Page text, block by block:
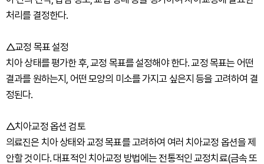
처리를 결정한다.
△교정 목표 설정
치아 상태를 평가한 후, 교정 목표를 설정해야 한다. 교정 목표는 어떤
결과를 원하는지, 어떤 모양의 미소를 가지고 싶은지 등을 고려하여 결
정된다.
△치아교정 옵션 검토
의료진은 치아 상태와 교정 목표를 고려하여 여러 치아교정 옵션을 제
안할 것이다. 대표적인 치아교정 방법에는 전통적인 교정치료(금속 또